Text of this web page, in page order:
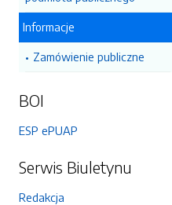
Informacje
Zamówienie publiczne
BOI
ESP ePUAP
Serwis Biuletynu
Redakcja